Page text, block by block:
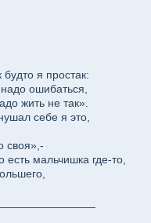
я простак:
ошибаться,
жить не так».
себе я это,
своя»,-
есть мальчишка где-то,